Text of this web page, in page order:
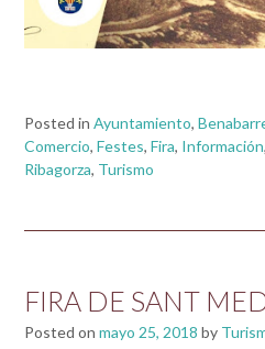
Posted in Ayuntamiento,
Comercio, Festes, Fira, Información,
Ribagorza, Turismo
FIRA DE SANT
Posted on mayo 25, 2018 by